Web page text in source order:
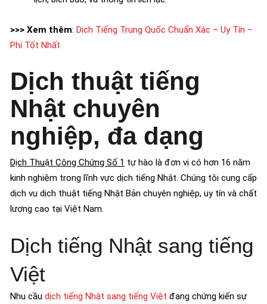
>>> Xem thêm: Dịch Tiếng Trung Quốc Chuẩn Xác – Uy Tín –
Phí Tốt Nhất
Dịch thuật tiếng
Nhật chuyên
nghiệp, đa dạng
Dịch Thuật Công Chứng Số 1 tự hào là đơn vị có hơn 16 năm
kinh nghiệm trong lĩnh vực dịch tiếng Nhật. Chúng tôi cung cấp
dịch vụ dịch thuật tiếng Nhật Bản chuyên nghiệp, uy tín và chất
lượng cao tại Việt Nam.
Dịch tiếng Nhật sang tiếng
Việt
Nhu cầu dịch tiếng Nhật sang tiếng Việt đang chứng kiến sự